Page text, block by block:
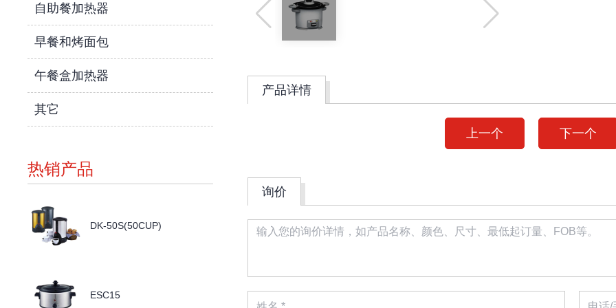
自助餐加热器
早餐和烤面包
午餐盒加热器
其它
热销产品
DK-50S(50CUP)
ESC15
产品详情
上一个 下一个
询价